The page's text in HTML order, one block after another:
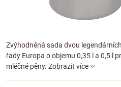
Zvýhodněná sada dvou
řady Europa o objemu 0,35 l a 0,5 l
mléčné pěny. Zobrazit více